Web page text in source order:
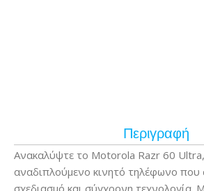
Περιγραφή
Ανακαλύψτε το Motorola Razr 60
αναδιπλούμενο κινητό τηλέφωνο που
σχεδιασμό και σύγχρονη τεχνολογία.